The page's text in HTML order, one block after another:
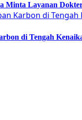
Minta Layanan
di Tengah